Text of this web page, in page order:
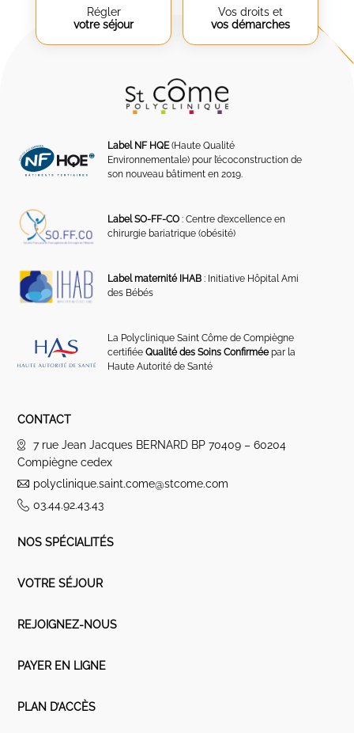
Régler
votre séjour
Vos droits et
vos démarches
Label NF HQE(Haute Qualité
Environnementale) pour l’écoconstruction de
son nouveau bâtiment en 2019.
Label SO-FF-CO : Centre d’excellence en
chirurgie bariatrique (obésité)
Label maternité IHAB : Initiative Hôpital Ami
des Bébés
La Polyclinique Saint Côme de Compiègne
certifiéeQualité des Soins Confirméepar la
Haute Autorité de Santé
CONTACT
7 rue Jean Jacques BERNARD BP 70409 – 60204
Compiègne cedex
polyclinique.saint.come@stcome.com
03.44.92.43.43
NOS SPÉCIALITÉS
VOTRE SÉJOUR
REJOIGNEZ-NOUS
PAYER EN LIGNE
PLAN D’ACCÈS